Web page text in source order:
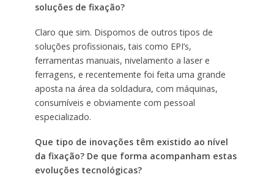
soluções de fixação?
Claro que sim. Dispomos de outros tipos de
soluções profissionais, tais como EPI’s,
ferramentas manuais, nivelamento a laser e
ferragens, e recentemente foi feita uma grande
aposta na área da soldadura, com máquinas,
consumíveis e obviamente com pessoal
especializado.
Que tipo de inovações têm existido ao nível
da fixação? De que forma acompanham estas
evoluções tecnológicas?